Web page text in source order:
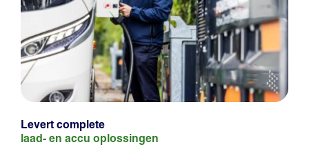
Levert complete
laad- en accu oplossingen